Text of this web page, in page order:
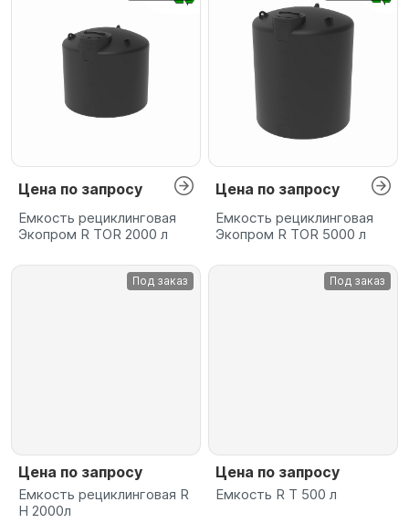
Цена по запросу
Емкость рециклинговая
Экопром R TOR 2000 л
Цена по запросу
Емкость рециклинговая
Экопром R TOR 5000 л
Под заказ
Цена по запросу
Емкость рециклинговая R
H 2000л
Под заказ
Цена по запросу
Емкость R T 500 л